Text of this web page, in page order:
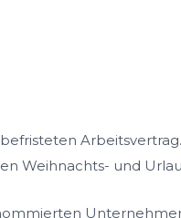
Arbeitsvertrag.
Weihnachts- und